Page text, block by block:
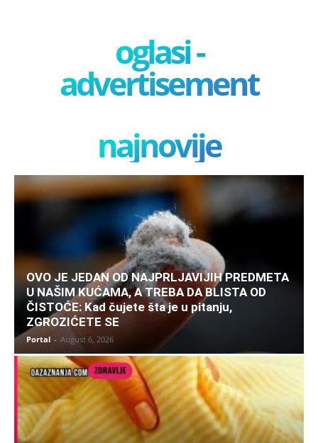
oglasi -
advertisement
najnovije
OVO JE JEDAN OD NAJPRLJAVIJIH PREDMETA
U NAŠIM KUĆAMA, A TREBA DA BLISTA OD
ČISTOĆE: Kad čujete šta je u pitanju,
ZGROZIĆETE SE
Portal - August 6, 2026